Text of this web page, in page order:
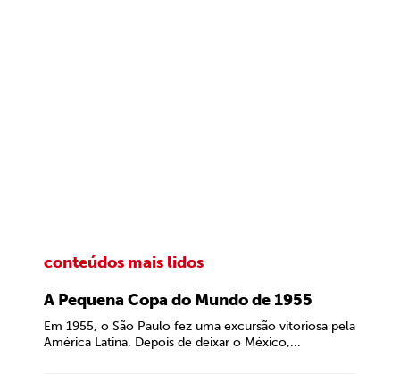
conteúdos mais lidos
A Pequena Copa do Mundo de 1955
Em 1955, o São Paulo fez uma excursão vitoriosa pela
América Latina. Depois de deixar o México,...